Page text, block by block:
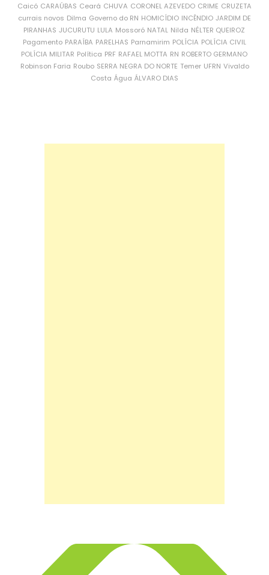
Caicó CARAÚBAS Ceará CHUVA CORONEL AZEVEDO CRIME CRUZETA
currais novos Dilma Governo do RN HOMICÍDIO INCÊNDIO JARDIM DE
PIRANHAS JUCURUTU LULA Mossoró NATAL Nilda NÉLTER QUEIROZ
Pagamento PARAÍBA PARELHAS Parnamirim POLÍCIA POLÍCIA CIVIL
POLÍCIA MILITAR Política PRF RAFAEL MOTTA RN ROBERTO GERMANO
Robinson Faria Roubo SERRA NEGRA DO NORTE Temer UFRN Vivaldo
Costa Água ÁLVARO DIAS